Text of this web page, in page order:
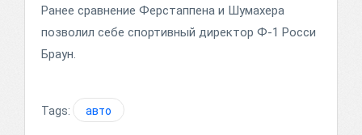
Ранее сравнение Ферстаппена и Шумахера
позволил себе спортивный директор Ф-1 Росси
Браун.
Tags: авто